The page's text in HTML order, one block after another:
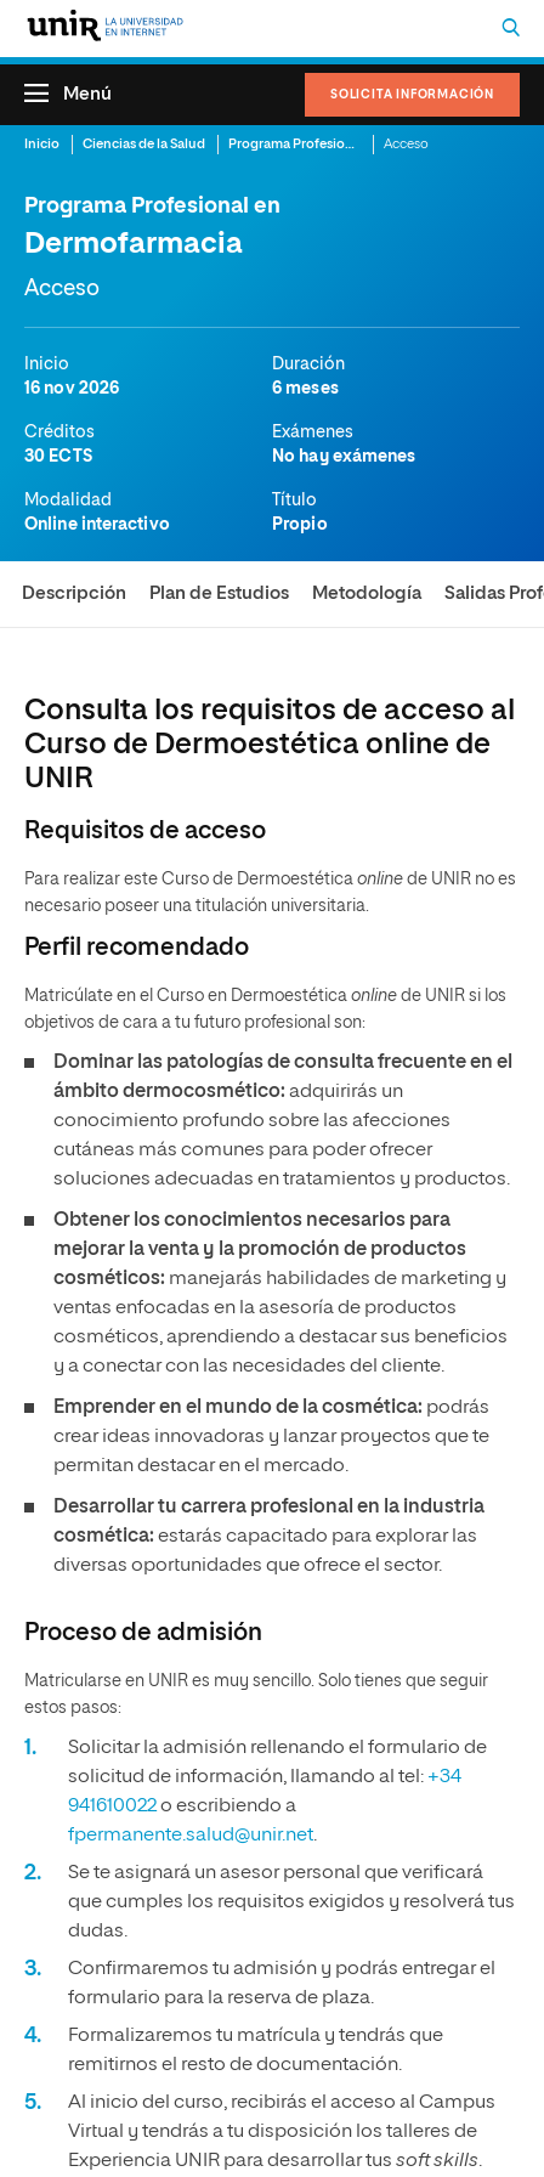
SOLICITA INFORMACIÓN
Menú
Inicio Ciencias de la Salud Programa Profesional en Dermofarmacia Acceso
Programa Profesional en
Dermofarmacia
Acceso
Inicio
16 nov 2026
Duración
6 meses
Créditos
30 ECTS
Exámenes
No hay exámenes
Modalidad
Online interactivo
Título
Propio
Descripción Plan de Estudios Metodología Salidas
Consulta los requisitos de acceso al
Curso de Dermoestética online de
UNIR
Requisitos de acceso
Para realizar este Curso de Dermoestética online de UNIR no es
necesario poseer una titulación universitaria.
Perfil recomendado
Matricúlate en el Curso en Dermoestética online de UNIR si los
objetivos de cara a tu futuro profesional son:
Dominar las patologías de consulta frecuente en el
ámbito dermocosmético: adquirirás un
conocimiento profundo sobre las afecciones
cutáneas más comunes para poder ofrecer
soluciones adecuadas en tratamientos y productos.
Obtener los conocimientos necesarios para
mejorar la venta y la promoción de productos
cosméticos: manejarás habilidades de marketing y
ventas enfocadas en la asesoría de productos
cosméticos, aprendiendo a destacar sus beneficios
y a conectar con las necesidades del cliente.
Emprender en el mundo de la cosmética: podrás
crear ideas innovadoras y lanzar proyectos que te
permitan destacar en el mercado.
Desarrollar tu carrera profesional en la industria
cosmética: estarás capacitado para explorar las
diversas oportunidades que ofrece el sector.
Proceso de admisión
Matricularse en UNIR es muy sencillo. Solo tienes que seguir
estos pasos:
Solicitar la admisión rellenando el formulario de
solicitud de información, llamando al tel: +34
941610022o escribiendo a
fpermanente.salud@unir.net.
Se te asignará un asesor personal que verificará
que cumples los requisitos exigidos y resolverá tus
dudas.
Confirmaremos tu admisión y podrás entregar el
formulario para la reserva de plaza.
Formalizaremos tu matrícula y tendrás que
remitirnos el resto de documentación.
Al inicio del curso, recibirás el acceso al Campus
Virtual y tendrás a tu disposición los talleres de
Experiencia UNIR para desarrollar tus soft skills.